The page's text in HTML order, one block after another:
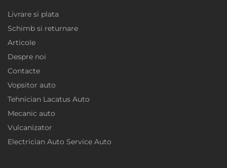
Livrare si plata
Schimb si returnare
Articole
Despre noi
Contacte
Vopsitor auto
Tehnician Lacatus Auto
Mecanic auto
Vulcanizator
Electrician Auto Service Auto